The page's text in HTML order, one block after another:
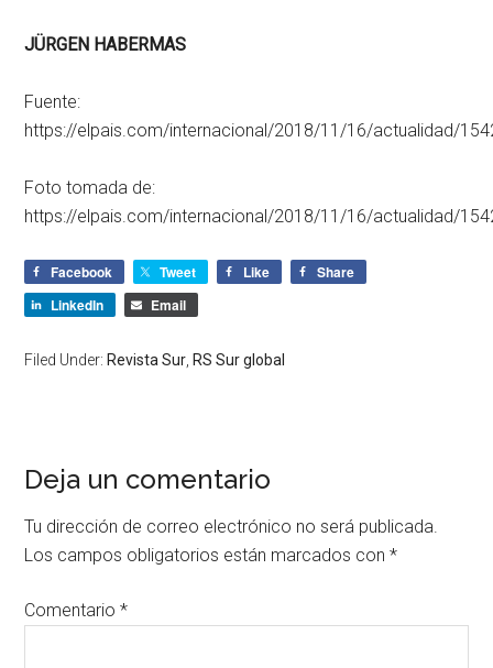
JÜRGEN HABERMAS
Fuente:
https://elpais.com/internacional/2018/11/16/actualidad/
Foto tomada de:
https://elpais.com/internacional/2018/11/16/actualidad/
Facebook Tweet Like
Share
LinkedIn
Email
Filed Under: Revista Sur RS Sur global
Deja un comentario
Tu dirección de correo electrónico no será publicada.
Los campos obligatorios están marcados con*
Comentario*